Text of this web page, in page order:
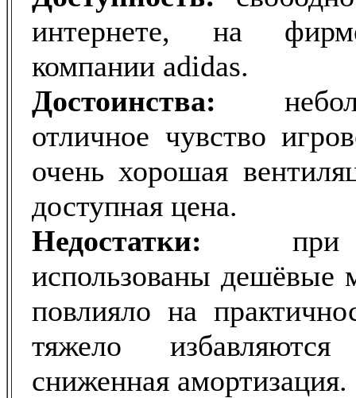
интернете, на
компании adidas.
Достоинства:
отличное чувство
очень хорошая
доступная цена.
Недостатки: при
использованы дешёвые
повлияло на
тяжело
сниженная амортизация.